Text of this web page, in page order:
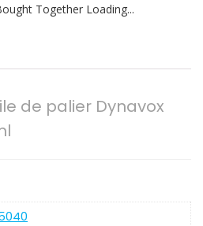
Together Loading...
de palier Dynavox